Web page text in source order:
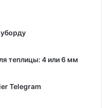
теплицы: 4 или 6 мм
Telegram